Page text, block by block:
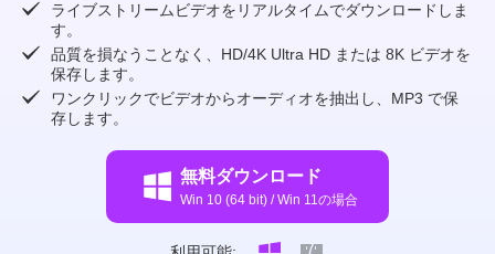
ライブストリームビデオをリアルタイムでダウンロードしま
す。
品質を損なうことなく、HD/4K Ultra HD または 8K ビデオを
保存します。
ワンクリックでビデオからオーディオを抽出し、MP3 で保
存します。
無料ダウンロード
Win 10 (64 bit) / Win 11の場合